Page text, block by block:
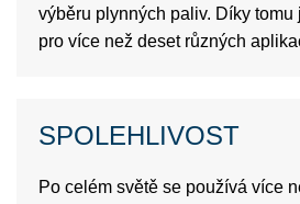
výběru plynných paliv. Díky
pro více než deset různých
SPOLEHLIVOST
Po celém světě se používá více